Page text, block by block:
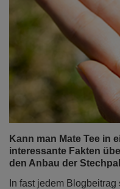
Kann man Mate Tee in
interessante Fakten
den Anbau der
In fast jedem